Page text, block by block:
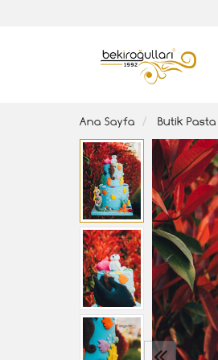
Ana Sayfa Butik Pasta